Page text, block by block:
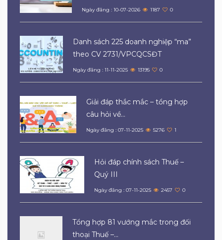
Ngày đăng : 10-07-2026 1187 0
Danh sách 225 doanh nghiệp “ma”
theo CV 2731/VPCQCSĐT
Ngày đăng : 11-11-2025 13195 0
Giải đáp thắc mắc – tổng hợp
câu hỏi về...
Ngày đăng : 07-11-2025 5276 1
Hỏi đáp chính sách Thuế –
Quý III
Ngày đăng : 07-11-2025 2457 0
Tổng hợp 81 vướng mắc trong đối
thoại Thuế –...